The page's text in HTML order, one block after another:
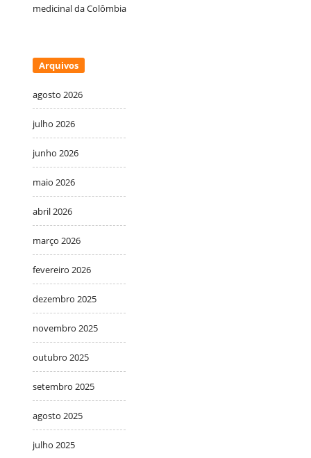
medicinal da Colômbia
Arquivos
agosto 2026
julho 2026
junho 2026
maio 2026
abril 2026
março 2026
fevereiro 2026
dezembro 2025
novembro 2025
outubro 2025
setembro 2025
agosto 2025
julho 2025